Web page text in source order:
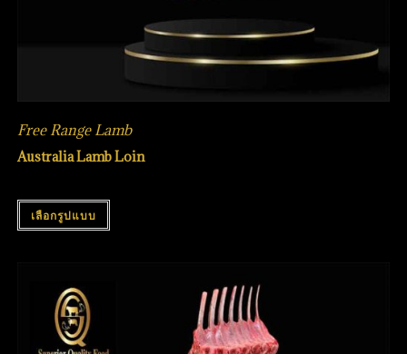
Free Range Lamb
Australia Lamb Loin
เลือกรูปแบบ